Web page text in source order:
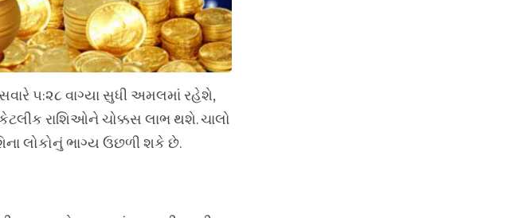
૫:૨૮ વાગ્યા સુધી અમલમાં રહેશે,
રાશિઓને ચોક્કસ લાભ થશે. ચાલો
લોકોનું ભાગ્ય ઉછળી શકે છે.